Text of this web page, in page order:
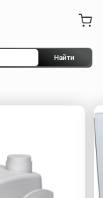
Найти